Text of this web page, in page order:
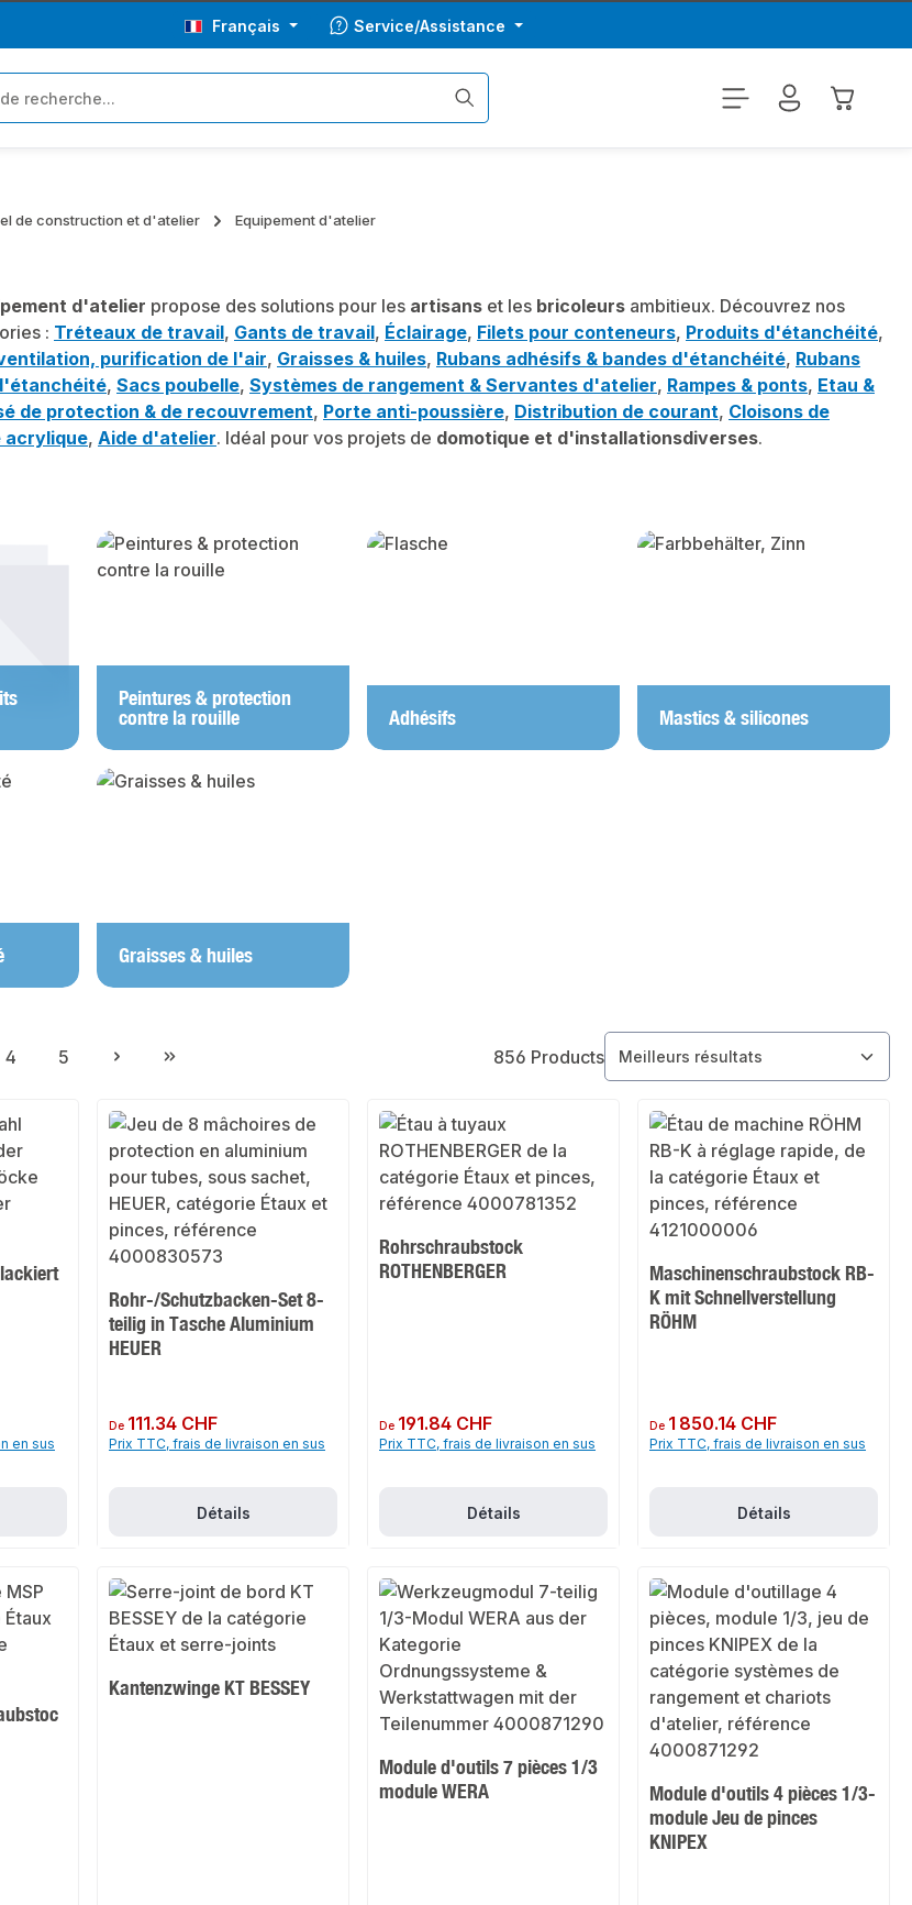
Français Service/Assistance
Le
de construction et d'atelier Equipement d'atelier
d'atelier propose des solutions pour les artisans et les bricoleurs ambitieux. Découvrez nos
: Tréteaux de travail, Gants de travail, Éclairage, Filets pour conteneurs, Produits d'étanchéité,
purification de l'air, Graisses & huiles, Rubans adhésifs & bandes d'étanchéité, Rubans
, Sacs poubelle, Systèmes de rangement & Servantes d'atelier, Rampes & ponts, Etau &
de protection & de recouvrement, Porte anti-poussière, Distribution de courant, Cloisons de
acrylique, Aide d'atelier. Idéal pour vos projets de domotique et d'installationsdiverses.
Peintures & protection
contre la rouille
Adhésifs Mastics & silicones
Graisses & huiles
Page
4
Page
5 856 Products
en sus
Rohr-/Schutzbacken-Set 8-
teilig in Tasche Aluminium
HEUER
Prix régulier :
De 111.34 CHF
Prix TTC, frais de livraison en sus
Détails
Rohrschraubstock
ROTHENBERGER
Prix régulier :
De 191.84 CHF
Prix TTC, frais de livraison en sus
Détails
Maschinenschraubstock RB-
K mit Schnellverstellung
RÖHM
Prix régulier :
De 1 850.14 CHF
Prix TTC, frais de livraison en sus
Détails
Kantenzwinge KT BESSEY
Module d'outils 7 pièces 1/3
module WERA
Module d'outils 4 pièces 1/3-
module Jeu de pinces
KNIPEX